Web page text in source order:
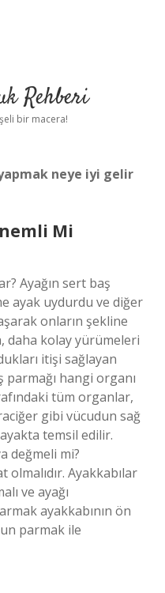
Rehberi
bir macera!
neye iyi gelir
Mi
Ayağın sert baş
ayak uydurdu ve diğer
onların şekline
daha kolay yürümeleri
itişi sağlayan
parmağı hangi organı
tüm organlar,
gibi vücudun sağ
temsil edilir.
değmeli mi?
Ayakkabılar
ve ayağı
ayakkabının ön
parmak ile